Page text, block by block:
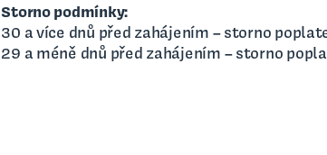
Storno podmínky:
30 a více dnů před zahájením – storno
29 a méně dnů před zahájením – storno